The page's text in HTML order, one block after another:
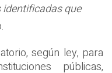
que
según ley, para
públicas,